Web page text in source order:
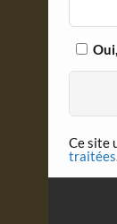
Ce site
traitées